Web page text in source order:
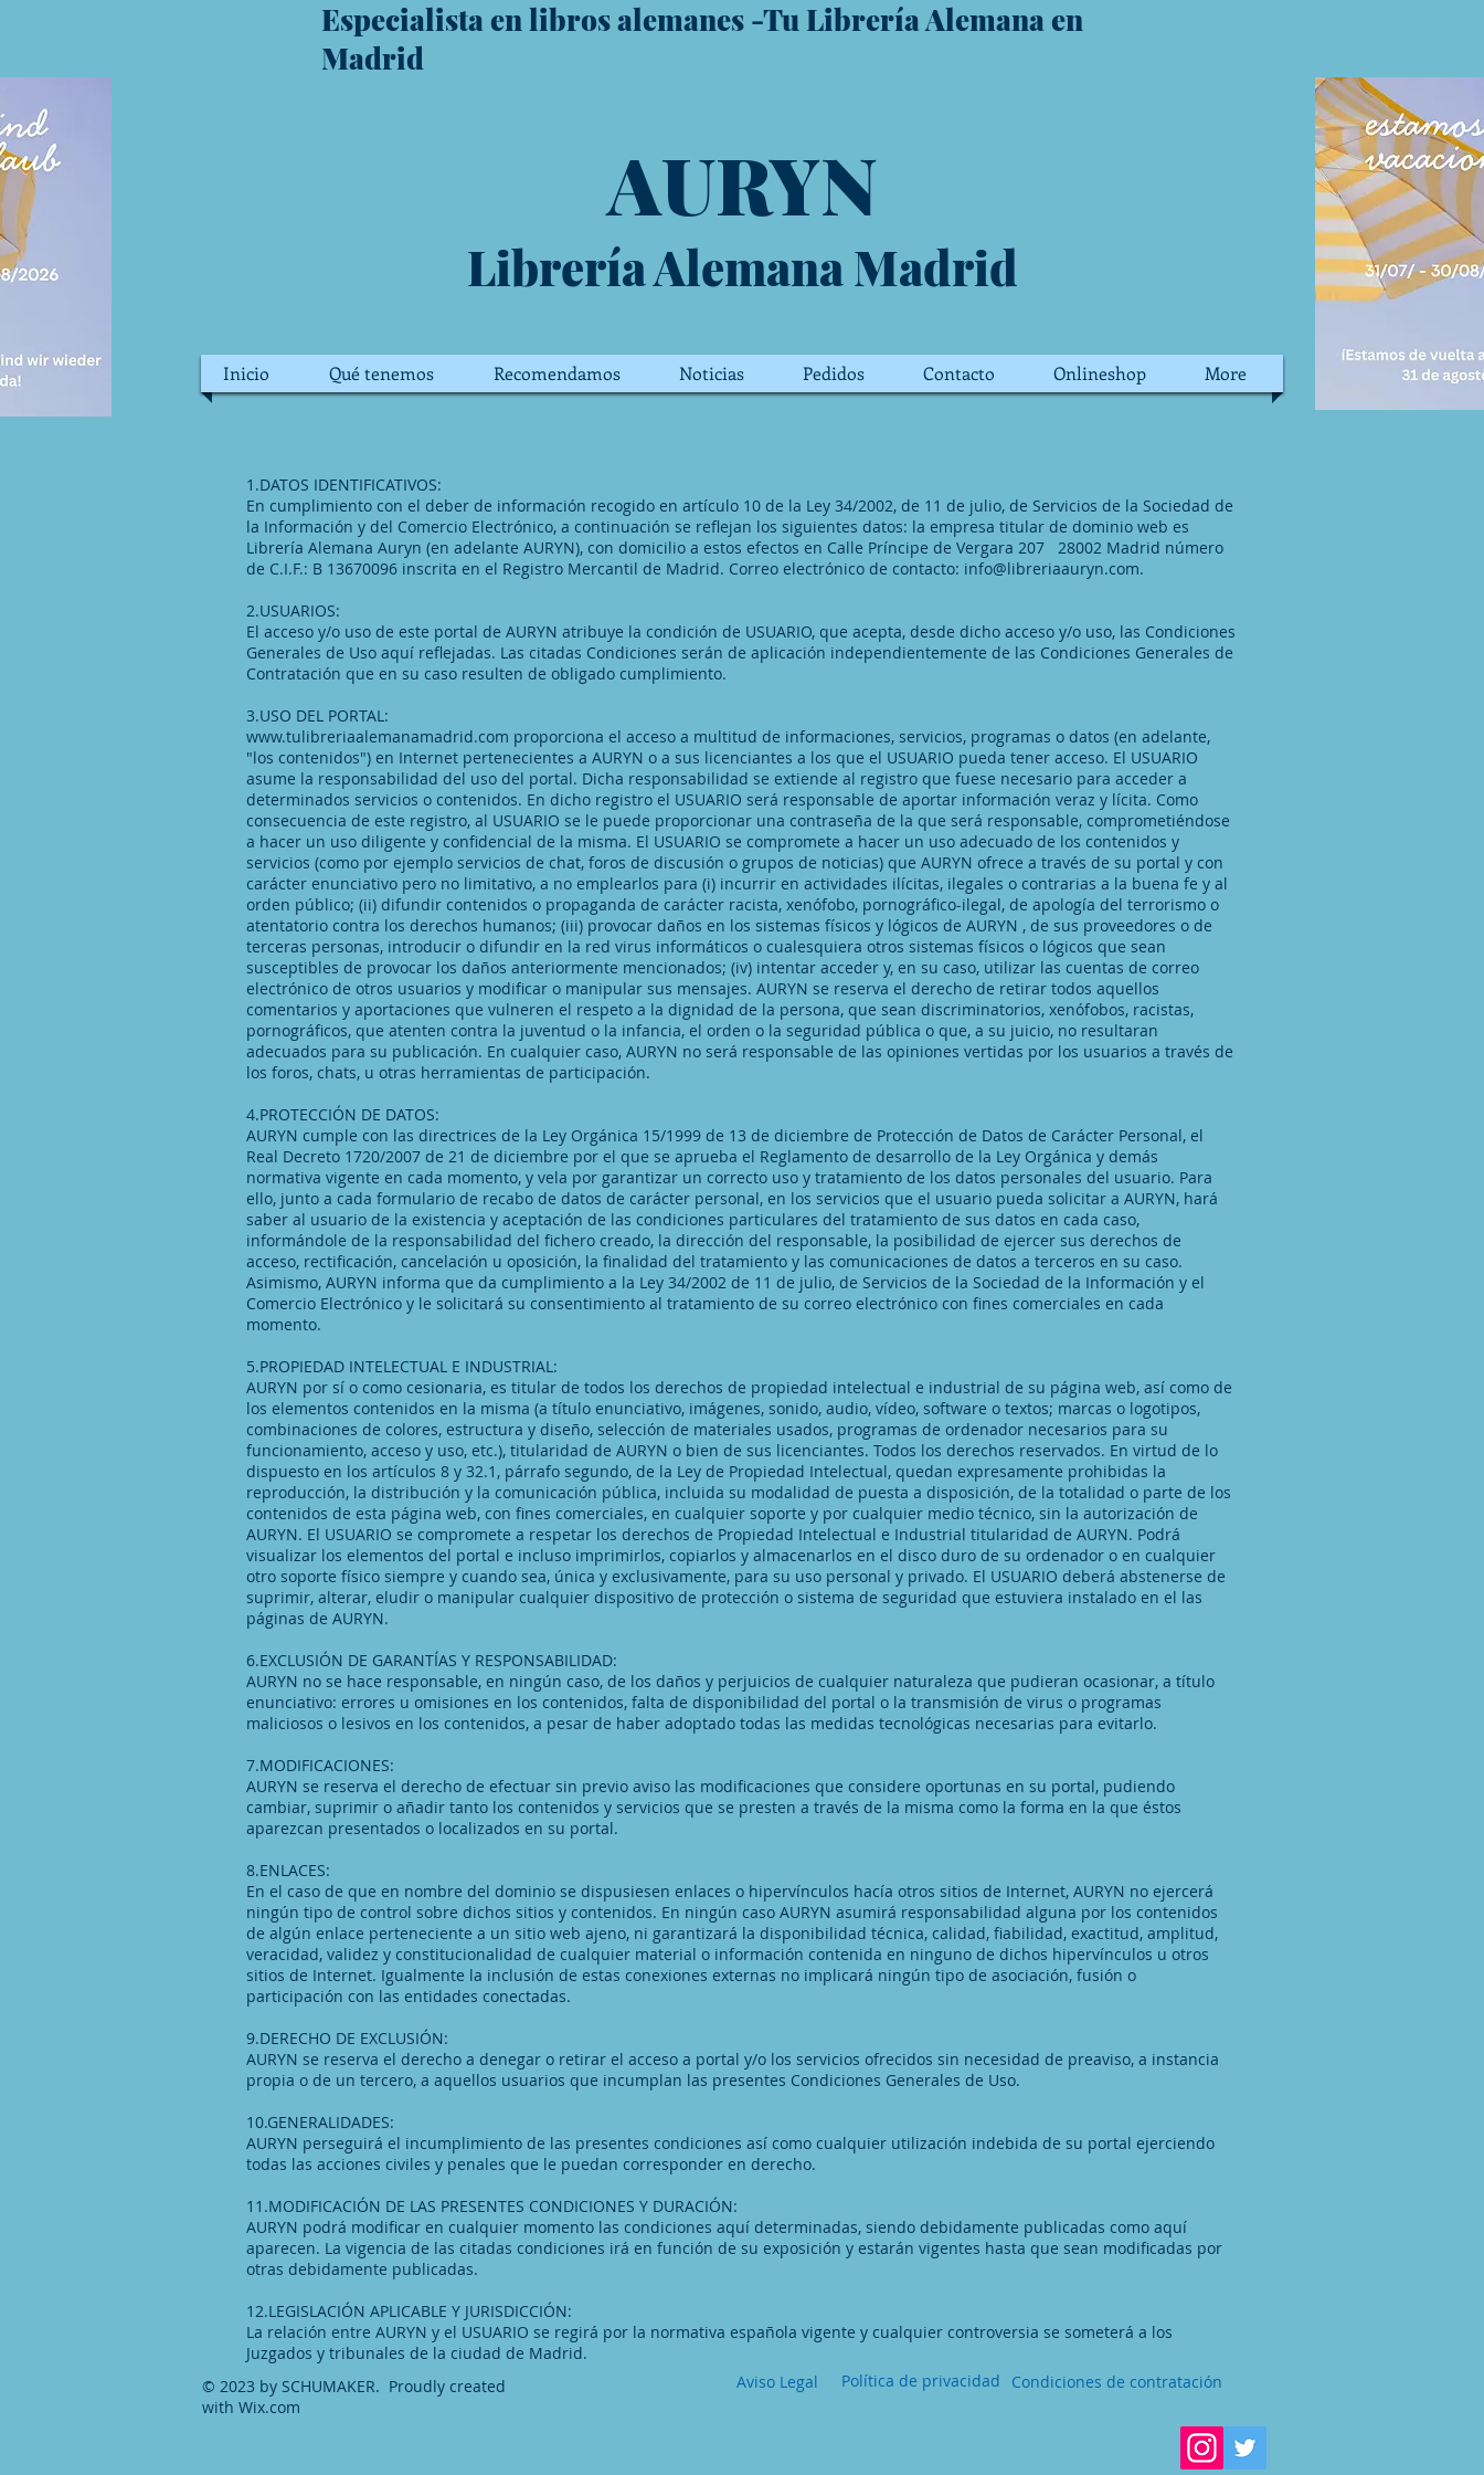
Especialista en libros alemanes -Tu Librería Alemana en
Madrid
AURYN
Librería Alemana Madrid
Inicio Qué tenemos Recomendamos Noticias Pedidos Contacto Onlineshop More
1.DATOS IDENTIFICATIVOS:
En cumplimiento con el deber de información recogido en artículo 10 de la Ley 34/2002, de 11 de julio, de Servicios de la Sociedad de
la Información y del Comercio Electrónico, a continuación se reflejan los siguientes datos: la empresa titular de dominio web es
Librería Alemana Auryn (en adelante AURYN), con domicilio a estos efectos en Calle Príncipe de Vergara 207 28002 Madrid número
de C.I.F.: B 13670096 inscrita en el Registro Mercantil de Madrid. Correo electrónico de contacto: info@libreriaauryn.com.
2.USUARIOS:
El acceso y/o uso de este portal de AURYN atribuye la condición de USUARIO, que acepta, desde dicho acceso y/o uso, las Condiciones
Generales de Uso aquí reflejadas. Las citadas Condiciones serán de aplicación independientemente de las Condiciones Generales de
Contratación que en su caso resulten de obligado cumplimiento.
3.USO DEL PORTAL:
www.tulibreriaalemanamadrid.com proporciona el acceso a multitud de informaciones, servicios, programas o datos (en adelante,
"los contenidos") en Internet pertenecientes a AURYN o a sus licenciantes a los que el USUARIO pueda tener acceso. El USUARIO
asume la responsabilidad del uso del portal. Dicha responsabilidad se extiende al registro que fuese necesario para acceder a
determinados servicios o contenidos. En dicho registro el USUARIO será responsable de aportar información veraz y lícita. Como
consecuencia de este registro, al USUARIO se le puede proporcionar una contraseña de la que será responsable, comprometiéndose
a hacer un uso diligente y confidencial de la misma. El USUARIO se compromete a hacer un uso adecuado de los contenidos y
servicios (como por ejemplo servicios de chat, foros de discusión o grupos de noticias) que AURYN ofrece a través de su portal y con
carácter enunciativo pero no limitativo, a no emplearlos para (i) incurrir en actividades ilícitas, ilegales o contrarias a la buena fe y al
orden público; (ii) difundir contenidos o propaganda de carácter racista, xenófobo, pornográfico-ilegal, de apología del terrorismo o
atentatorio contra los derechos humanos; (iii) provocar daños en los sistemas físicos y lógicos de AURYN , de sus proveedores o de
terceras personas, introducir o difundir en la red virus informáticos o cualesquiera otros sistemas físicos o lógicos que sean
susceptibles de provocar los daños anteriormente mencionados; (iv) intentar acceder y, en su caso, utilizar las cuentas de correo
electrónico de otros usuarios y modificar o manipular sus mensajes. AURYN se reserva el derecho de retirar todos aquellos
comentarios y aportaciones que vulneren el respeto a la dignidad de la persona, que sean discriminatorios, xenófobos, racistas,
pornográficos, que atenten contra la juventud o la infancia, el orden o la seguridad pública o que, a su juicio, no resultaran
adecuados para su publicación. En cualquier caso, AURYN no será responsable de las opiniones vertidas por los usuarios a través de
los foros, chats, u otras herramientas de participación.
4.PROTECCIÓN DE DATOS:
AURYN cumple con las directrices de la Ley Orgánica 15/1999 de 13 de diciembre de Protección de Datos de Carácter Personal, el
Real Decreto 1720/2007 de 21 de diciembre por el que se aprueba el Reglamento de desarrollo de la Ley Orgánica y demás
normativa vigente en cada momento, y vela por garantizar un correcto uso y tratamiento de los datos personales del usuario. Para
ello, junto a cada formulario de recabo de datos de carácter personal, en los servicios que el usuario pueda solicitar a AURYN, hará
saber al usuario de la existencia y aceptación de las condiciones particulares del tratamiento de sus datos en cada caso,
informándole de la responsabilidad del fichero creado, la dirección del responsable, la posibilidad de ejercer sus derechos de
acceso, rectificación, cancelación u oposición, la finalidad del tratamiento y las comunicaciones de datos a terceros en su caso.
Asimismo, AURYN informa que da cumplimiento a la Ley 34/2002 de 11 de julio, de Servicios de la Sociedad de la Información y el
Comercio Electrónico y le solicitará su consentimiento al tratamiento de su correo electrónico con fines comerciales en cada
momento.
5.PROPIEDAD INTELECTUAL E INDUSTRIAL:
AURYN por sí o como cesionaria, es titular de todos los derechos de propiedad intelectual e industrial de su página web, así como de
los elementos contenidos en la misma (a título enunciativo, imágenes, sonido, audio, vídeo, software o textos; marcas o logotipos,
combinaciones de colores, estructura y diseño, selección de materiales usados, programas de ordenador necesarios para su
funcionamiento, acceso y uso, etc.), titularidad de AURYN o bien de sus licenciantes. Todos los derechos reservados. En virtud de lo
dispuesto en los artículos 8 y 32.1, párrafo segundo, de la Ley de Propiedad Intelectual, quedan expresamente prohibidas la
reproducción, la distribución y la comunicación pública, incluida su modalidad de puesta a disposición, de la totalidad o parte de los
contenidos de esta página web, con fines comerciales, en cualquier soporte y por cualquier medio técnico, sin la autorización de
AURYN. El USUARIO se compromete a respetar los derechos de Propiedad Intelectual e Industrial titularidad de AURYN. Podrá
visualizar los elementos del portal e incluso imprimirlos, copiarlos y almacenarlos en el disco duro de su ordenador o en cualquier
otro soporte físico siempre y cuando sea, única y exclusivamente, para su uso personal y privado. El USUARIO deberá abstenerse de
suprimir, alterar, eludir o manipular cualquier dispositivo de protección o sistema de seguridad que estuviera instalado en el las
páginas de AURYN.
6.EXCLUSIÓN DE GARANTÍAS Y RESPONSABILIDAD:
AURYN no se hace responsable, en ningún caso, de los daños y perjuicios de cualquier naturaleza que pudieran ocasionar, a título
enunciativo: errores u omisiones en los contenidos, falta de disponibilidad del portal o la transmisión de virus o programas
maliciosos o lesivos en los contenidos, a pesar de haber adoptado todas las medidas tecnológicas necesarias para evitarlo.
7.MODIFICACIONES:
AURYN se reserva el derecho de efectuar sin previo aviso las modificaciones que considere oportunas en su portal, pudiendo
cambiar, suprimir o añadir tanto los contenidos y servicios que se presten a través de la misma como la forma en la que éstos
aparezcan presentados o localizados en su portal.
8.ENLACES:
En el caso de que en nombre del dominio se dispusiesen enlaces o hipervínculos hacía otros sitios de Internet, AURYN no ejercerá
ningún tipo de control sobre dichos sitios y contenidos. En ningún caso AURYN asumirá responsabilidad alguna por los contenidos
de algún enlace perteneciente a un sitio web ajeno, ni garantizará la disponibilidad técnica, calidad, fiabilidad, exactitud, amplitud,
veracidad, validez y constitucionalidad de cualquier material o información contenida en ninguno de dichos hipervínculos u otros
sitios de Internet. Igualmente la inclusión de estas conexiones externas no implicará ningún tipo de asociación, fusión o
participación con las entidades conectadas.
9.DERECHO DE EXCLUSIÓN:
AURYN se reserva el derecho a denegar o retirar el acceso a portal y/o los servicios ofrecidos sin necesidad de preaviso, a instancia
propia o de un tercero, a aquellos usuarios que incumplan las presentes Condiciones Generales de Uso.
10.GENERALIDADES:
AURYN perseguirá el incumplimiento de las presentes condiciones así como cualquier utilización indebida de su portal ejerciendo
todas las acciones civiles y penales que le puedan corresponder en derecho.
11.MODIFICACIÓN DE LAS PRESENTES CONDICIONES Y DURACIÓN:
AURYN podrá modificar en cualquier momento las condiciones aquí determinadas, siendo debidamente publicadas como aquí
aparecen. La vigencia de las citadas condiciones irá en función de su exposición y estarán vigentes hasta que sean modificadas por
otras debidamente publicadas.
12.LEGISLACIÓN APLICABLE Y JURISDICCIÓN:
La relación entre AURYN y el USUARIO se regirá por la normativa española vigente y cualquier controversia se someterá a los
Juzgados y tribunales de la ciudad de Madrid.
© 2023 by SCHUMAKER. Proudly created
with Wix.com
Aviso Legal Política de privacidad Condiciones de contratación